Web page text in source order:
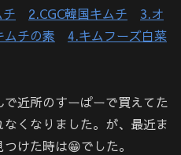
2.CGC韓国キムチ
3.オ
ムチの素
4.キムフーズ白菜
近所のすーぱーで買えてた
くなりました。が、最近ま
けた時は😁でした。